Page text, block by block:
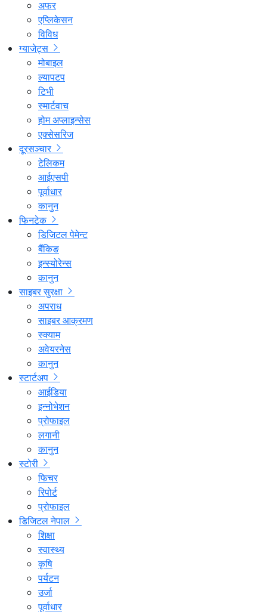
अफर
एप्लिकेसन
विविध
ग्याजेट्स
मोबाइल
ल्यापटप
टिभी
स्मार्टवाच
होम अप्लाइन्सेस
एक्सेसरिज
दूरसञ्चार
टेलिकम
आईएसपी
पूर्वाधार
कानुन
फिनटेक
डिजिटल पेमेन्ट
बैंकिङ
इन्स्योरेन्स
कानुन
साइबर सुरक्षा
अपराध
साइबर आक्रमण
स्क्याम
अवेयरनेस
कानुन
स्टार्टअप
आईडिया
इन्नोभेशन
प्रोफाइल
लगानी
कानुन
स्टोरी
फिचर
रिपोर्ट
प्रोफाइल
डिजिटल नेपाल
शिक्षा
स्वास्थ्य
कृषि
पर्यटन
उर्जा
पूर्वाधार